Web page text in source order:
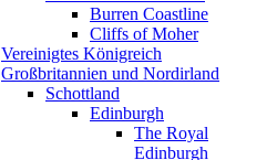
Burren Coastline
Cliffs of Moher
Vereinigtes Königreich
Großbritannien und Nordirland
Schottland
Edinburgh
The Royal
Edinburgh